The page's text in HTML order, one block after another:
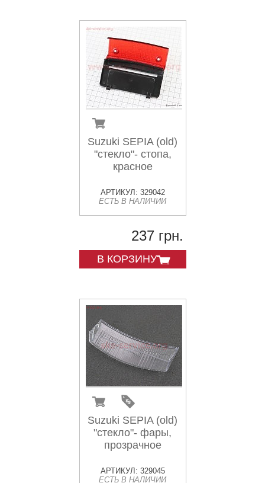
Suzuki SEPIA (old)
"стекло"- стопа,
красное
АРТИКУЛ: 329042
ЕСТЬ В НАЛИЧИИ
237 грн.
В КОРЗИНУ
Suzuki SEPIA (old)
"стекло"- фары,
прозрачное
АРТИКУЛ: 329045
ЕСТЬ В НАЛИЧИИ